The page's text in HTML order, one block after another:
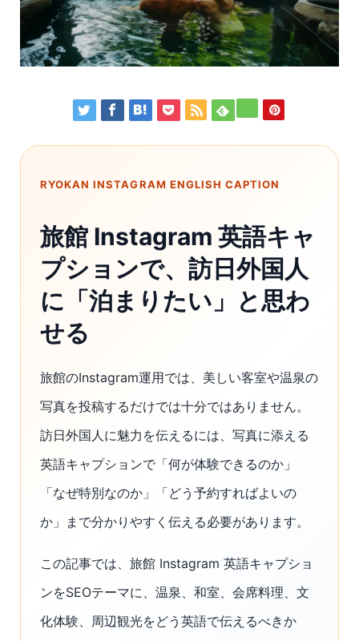
RYOKAN INSTAGRAM ENGLISH CAPTION
旅館 Instagram 英語キャ
プションで、訪日外国人
に「泊まりたい」と思わ
せる
旅館のInstagram運用では、美しい客室や温泉の
写真を投稿するだけでは十分ではありません。
訪日外国人に魅力を伝えるには、写真に添える
英語キャプションで「何が体験できるのか」
「なぜ特別なのか」「どう予約すればよいの
か」まで分かりやすく伝える必要があります。
この記事では、旅館 Instagram 英語キャプショ
ンをSEOテーマに、温泉、和室、会席料理、文
化体験、周辺観光をどう英語で伝えるべきか